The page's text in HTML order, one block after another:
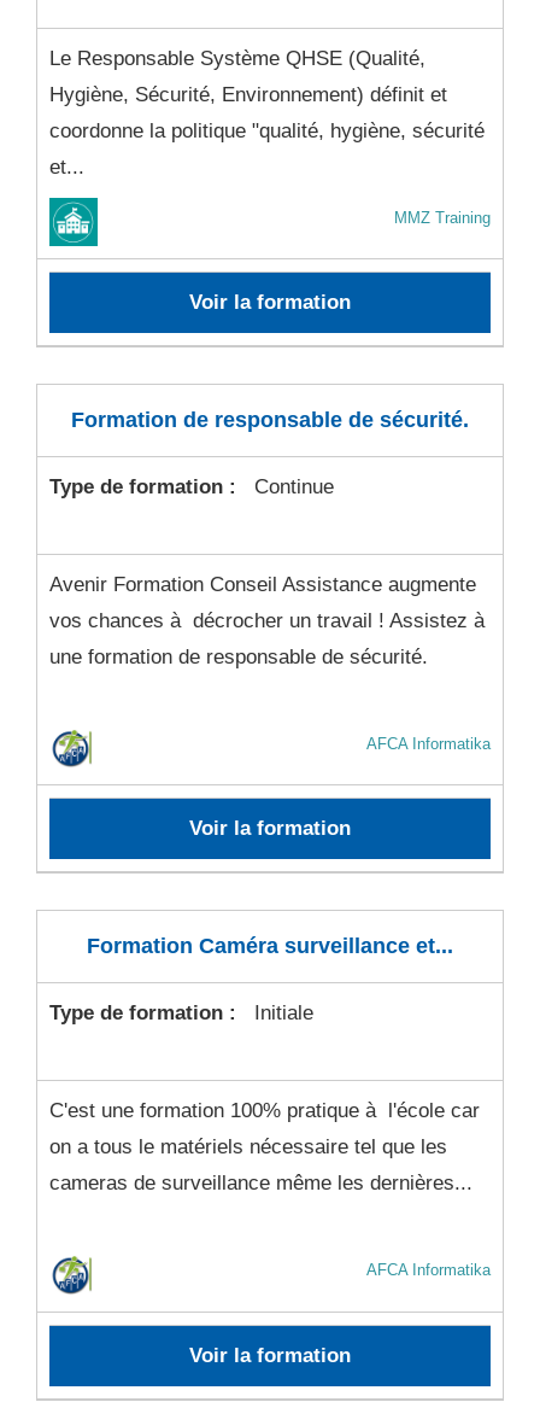
Le Responsable Système QHSE (Qualité,
Hygiène, Sécurité, Environnement) définit et
coordonne la politique "qualité, hygiène, sécurité
et...
MMZ Training
Voir la formation
Formation de responsable de sécurité.
Type de formation : Continue
Avenir Formation Conseil Assistance augmente
vos chances à décrocher un travail ! Assistez à
une formation de responsable de sécurité.
AFCA Informatika
Voir la formation
Formation Caméra surveillance et...
Type de formation : Initiale
C'est une formation 100% pratique à l'école car
on a tous le matériels nécessaire tel que les
cameras de surveillance même les dernières...
AFCA Informatika
Voir la formation